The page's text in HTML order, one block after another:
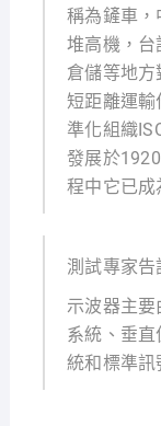
稱為鏟車
堆高機，台
倉儲等地
短距離運
準化組織
發展於
程中它已成
測試專家告
示波器主
系統、垂
統和標準訊